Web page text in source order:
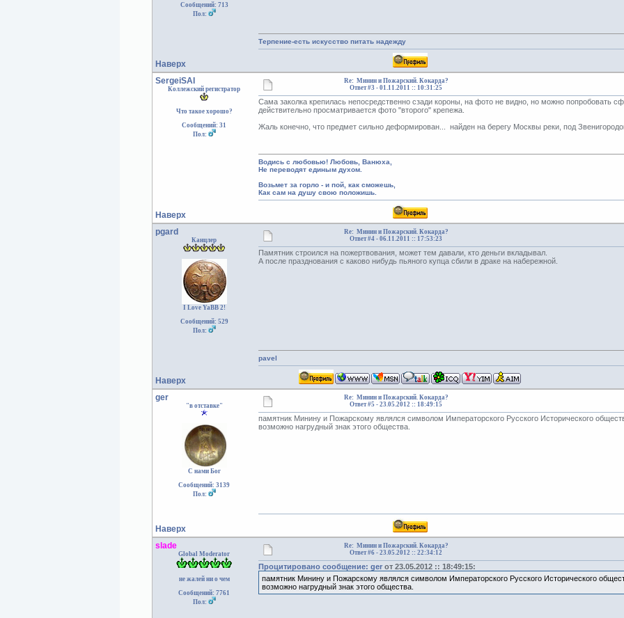
Сообщений: 713
Пол:
Наверх
Терпение-есть искусство питать надежду
SergeiSAI
Коллежский регистратор
Что такое хорошо?
Сообщений: 31
Пол:
Re: Минин и Пожарский. Кокарда?
Ответ #3 -01.11.2011 :: 10:31:25
Сама заколка крепилась непосредственно сзади короны, на фото не видно, но можно попробовать
действительно просматривается фото "второго" крепежа.
Жаль конечно, что предмет сильно деформирован... найден на берегу Москвы реки, под
Наверх
Водись с любовью! Любовь, Ванюха,
Не переводят единым духом.
Возьмет за горло - и пой, как сможешь,
Как сам на душу свою положишь.
pgard
Канцлер
I Love YaBB 2!
Сообщений: 529
Пол:
Re: Минин и Пожарский. Кокарда?
Ответ #4 -06.11.2011 :: 17:53:23
Памятник строился на пожертвования, может тем давали, кто деньги вкладывал.
А после празднования с каково нибудь пьяного купца сбили в драке на набережной.
Наверх
pavel
ger
"в отставке"
С нами Бог
Сообщений: 3139
Пол:
Re: Минин и Пожарский. Кокарда?
Ответ #5 -23.05.2012 :: 18:49:15
памятник Минину и Пожарскому являлся символом Императорского Русского Исторического
возможно нагрудный знак этого общества.
Наверх
slade
Global Moderator
не жалей ни о чем
Сообщений: 7761
Пол:
Re: Минин и Пожарский. Кокарда?
Ответ #6 -23.05.2012 :: 22:34:12
Процитировано сообщение: ger от 23.05.2012 :: 18:49:15:
памятник Минину и Пожарскому являлся символом Императорского Русского Исторического
возможно нагрудный знак этого общества.